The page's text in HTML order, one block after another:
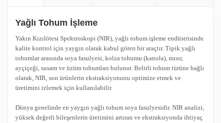
Yağlı Tohum İşleme
Yakın Kızılötesi Spektroskopi (NIR), yağlı tohum işleme endüstrisinde
kalite kontrol için yaygın olarak kabul gören bir araçtır. Tipik yağlı
tohumlar arasında soya fasulyesi, kolza tohumu (kanola), mısır,
ayçiçeği, susam ve üzüm tohumları bulunur. Belirli tohum türüne bağlı
olarak, NIR, son ürünlerin ekstraksiyonunu optimize etmek ve
üretimini izlemek için kullanılabilir.
Dünya genelinde en yaygın yağlı tohum soya fasulyesidir. NIR analizi,
yüksek değerli bileşenlerin üretimini artıran ve ekstraksiyonda ihtiyaç